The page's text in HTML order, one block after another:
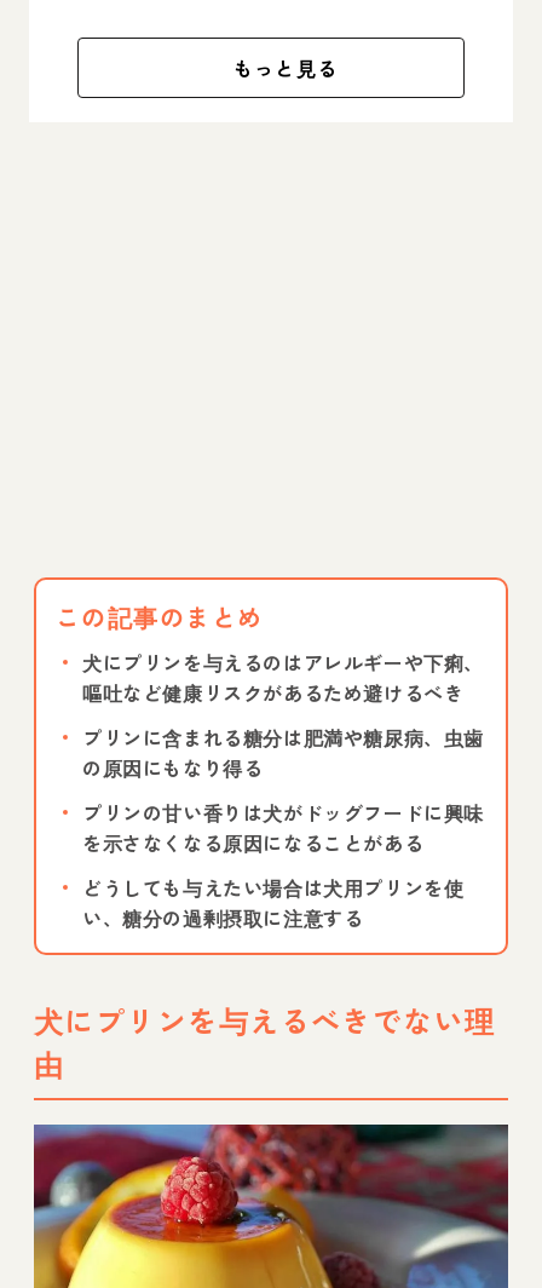
もっと見る
この記事のまとめ
犬にプリンを与えるのはアレルギーや下痢、
嘔吐など健康リスクがあるため避けるべき
プリンに含まれる糖分は肥満や糖尿病、虫歯
の原因にもなり得る
プリンの甘い香りは犬がドッグフードに興味
を示さなくなる原因になることがある
どうしても与えたい場合は犬用プリンを使
い、糖分の過剰摂取に注意する
犬にプリンを与えるべきでない理
由